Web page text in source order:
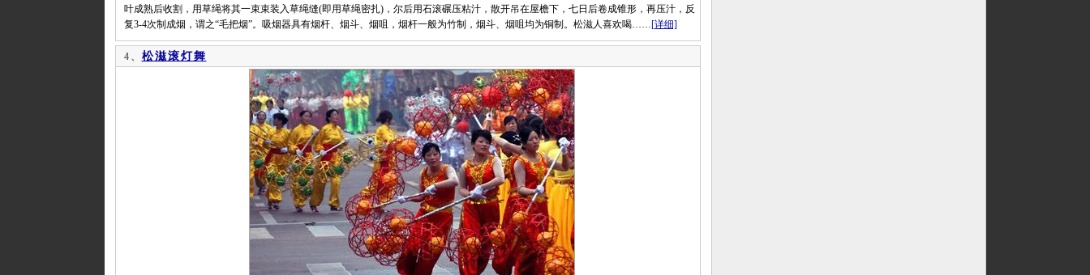
叶成熟后收割，用草绳将其一束束装入草绳缝(即用草绳密扎)，尔后用石滚碾压粘汁，散开吊在屋檐下，七日后卷成锥形，再压汁，反
复3-4次制成烟，谓之“毛把烟”。吸烟器具有烟杆、烟斗、烟咀，烟杆一般为竹制，烟斗、烟咀均为铜制。松滋人喜欢喝……[详细]
4、 松滋滚灯舞